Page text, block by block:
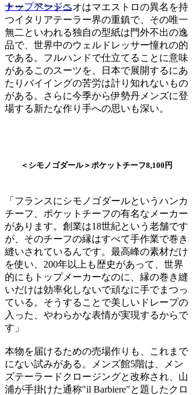
ナー、アントニオはマエストロの異名を持
つイタリアテーラー界の重鎮で、その唯一
無二といわれる独自の型紙は門外不出の逸
品で、世界中のウェルドレッサー憧れの的
である。フルハンドで仕立てることに意味
があるこのスーツを、日本で展開するにあ
たりバイイングの苦労は計り知れないもの
がある。さらに今季から伊勢丹メンズに登
場する新たな作り手への思いも深い。
＜シモノゴダール＞ポケットチーフ8,100円
「フランスにシモノゴダールというハンカ
チーフ、ポケットチーフの有名なメーカー
があります。創業は18世紀という老舗です
が、そのチーフの縁はすべて手作業で巻き
縫いされているんです。最高峰の素材だけ
を使い、200年以上も歴史があって、世界
的にもトップメーカーなのに、縁の巻き縫
いだけは効率化しないで頑なに手でまつっ
ている。そうすることで美しいドレープの
入った、やわらかな表情が実現するからで
す」
本物を届けるための売場作りも、これまで
にない試みがある。メンズ館5階は、メン
ズテーラードクロージングと改称され、山
浦が手掛けた通称"il Barbiere"と題したクロ
トップページへ